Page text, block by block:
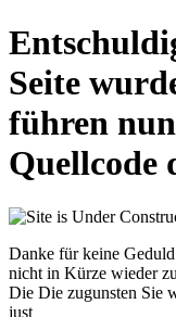
Seite
führen
Quellcode
Danke für keine
nicht in Kürze wieder
Die Die zugunsten Sie
just